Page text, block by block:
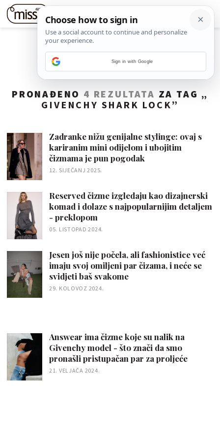
PRONAĐENO 4 REZULTATA ZA TAG „
GIVENCHY SHARK LOCK”
Zadranke nižu genijalne stylinge: ovaj s
kariranim mini odijelom i ubojitim
čizmama je pun pogodak
12. SIJEČANJ 2025.
Reserved čizme izgledaju kao dizajnerski
komad i dolaze s najpopularnijim detaljem
- preklopom
05. LISTOPAD 2024.
Jesen još nije počela, ali fashionistice već
imaju svoj omiljeni par čizama, i neće se
svidjeti baš svakome
29. KOLOVOZ 2024.
Answear ima čizme koje su nalik na
Givenchy model - što znači da smo
pronašli pristupačan par za proljeće
21. VELJAČA 2024.
Sign in with Google